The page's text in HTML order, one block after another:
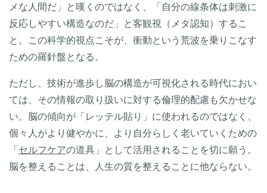
メな人間だ」と嘆くのではなく、「自分の線条体は刺激に
反応しやすい構造なのだ」と客観視（メタ認知）するこ
と。この科学的視点こそが、衝動という荒波を乗りこなす
ための羅針盤となる。
ただし、技術が進歩し脳の構造が可視化される時代におい
ては、その情報の取り扱いに対する倫理的配慮も欠かせな
い。脳の傾向が「レッテル貼り」に使われるのではなく、
個々人がより健やかに、より自分らしく老いていくための
「 セルフケアの道具」として活用されることを切に願う。
脳を整えることは、人生の質を整えることに他ならない。